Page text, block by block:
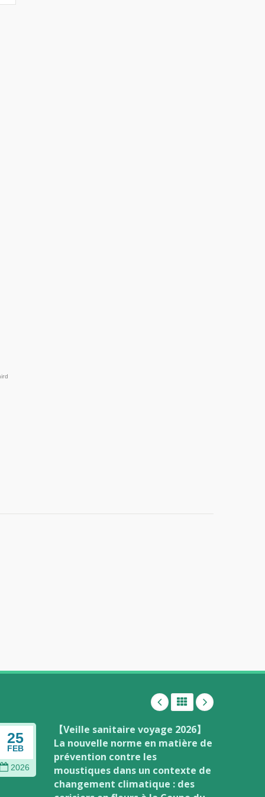
25
FEB
2026
【Veille sanitaire voyage 2026】
La nouvelle norme en matière de
prévention contre les
moustiques dans un contexte de
changement climatique : des